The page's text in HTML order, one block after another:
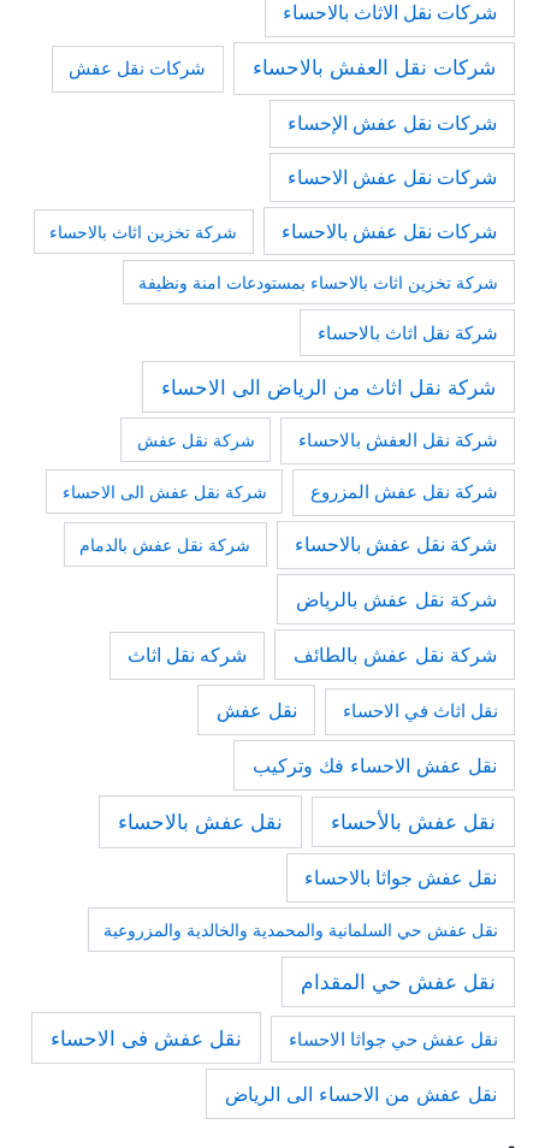
شركات نقل الاثاث بالاحساء
شركات نقل العفش بالاحساء شركات نقل عفش
شركات نقل عفش الإحساء
شركات نقل عفش الاحساء
شركات نقل عفش بالاحساء شركة تخزين اثاث بالاحساء
شركة تخزين اثاث بالاحساء بمستودعات امنة ونظيفة
شركة نقل اثاث بالاحساء
شركة نقل اثاث من الرياض الى الاحساء
شركة نقل العفش بالاحساء شركة نقل عفش
شركة نقل عفش المزروع شركة نقل عفش الى الاحساء
شركة نقل عفش بالاحساء شركة نقل عفش بالدمام
شركة نقل عفش بالرياض
شركة نقل عفش بالطائف شركه نقل اثاث
نقل اثاث في الاحساء نقل عفش
نقل عفش الاحساء فك وتركيب
نقل عفش بالأحساء نقل عفش بالاحساء
نقل عفش جواثا بالاحساء
نقل عفش حي السلمانية والمحمدية والخالدية والمزروعية
نقل عفش حي المقدام
نقل عفش حي جواثا الاحساء نقل عفش فى الاحساء
نقل عفش من الاحساء الى الرياض